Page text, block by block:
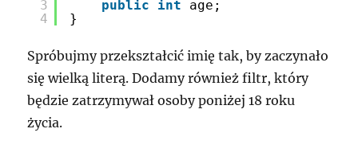
3
4
public
int
age;
}
Spróbujmy przekształcić imię tak, by zaczynało
się wielką literą. Dodamy również filtr, który
będzie zatrzymywał osoby poniżej 18 roku
życia.